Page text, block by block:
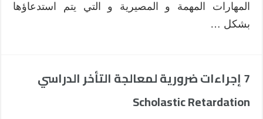
المهارات المهمة و المصيرية و التي يتم استدعاؤها
بشكل …
7 إجراءات ضرورية لمعالجة التأخر الدراسي
Scholastic Retardation